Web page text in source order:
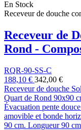
En Stock
Receveur de douche
Receveur de
Rond -
RQR-90-SS-C
188,10 € 342,00 €
Receveur de douche
Quart de Rond 90x90
Évacuation pente
amovible et bonde
90 cm. Longueur 90